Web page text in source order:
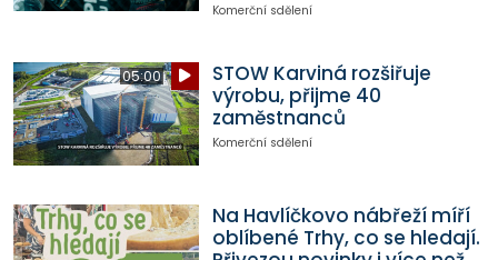
Komerční sdělení
05:00
STOW Karviná rozšiřuje
výrobu, přijme 40
zaměstnanců
Komerční sdělení
Na Havlíčkovo nábřeží míří
oblíbené Trhy, co se hledají.